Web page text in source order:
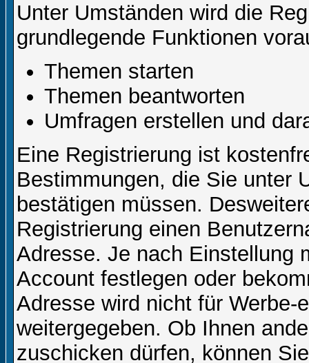
Unter Umständen wird die
grundlegende Funktionen
Themen starten
Themen beantworten
Umfragen erstellen und
Eine Registrierung ist
Bestimmungen, die Sie unter
bestätigen müssen.
Registrierung einen
Adresse. Je nach Einstellung
Account festlegen oder
Adresse wird nicht für
weitergegeben. Ob Ihnen
zuschicken dürfen, können